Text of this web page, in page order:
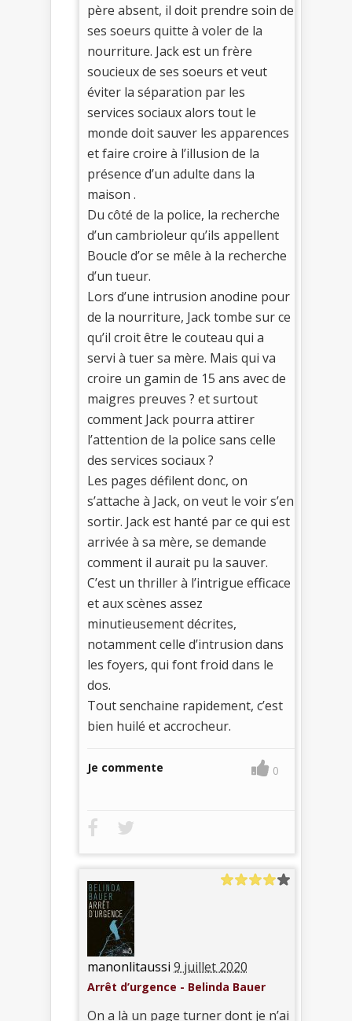
père absent, il doit prendre soin de
ses soeurs quitte à voler de la
nourriture. Jack est un frère
soucieux de ses soeurs et veut
éviter la séparation par les
services sociaux alors tout le
monde doit sauver les apparences
et faire croire à l’illusion de la
présence d’un adulte dans la
maison .
Du côté de la police, la recherche
d’un cambrioleur qu’ils appellent
Boucle d’or se mêle à la recherche
d’un tueur.
Lors d’une intrusion anodine pour
de la nourriture, Jack tombe sur ce
qu’il croit être le couteau qui a
servi à tuer sa mère. Mais qui va
croire un gamin de 15 ans avec de
maigres preuves ? et surtout
comment Jack pourra attirer
l’attention de la police sans celle
des services sociaux ?
Les pages défilent donc, on
s’attache à Jack, on veut le voir s’en
sortir. Jack est hanté par ce qui est
arrivée à sa mère, se demande
comment il aurait pu la sauver.
C’est un thriller à l’intrigue efficace
et aux scènes assez
minutieusement décrites,
notamment celle d’intrusion dans
les foyers, qui font froid dans le
dos.
Tout senchaine rapidement, c’est
bien huilé et accrocheur.
Je commente 0
manonlitaussi 9 juillet 2020
Arrêt d’urgence - Belinda Bauer
On a là un page turner dont je n’ai